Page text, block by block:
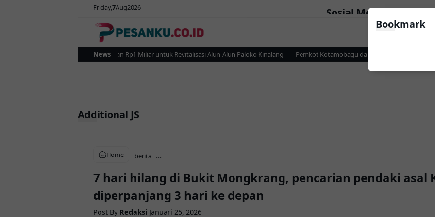
Friday7Aug2026 Sosial Media
News
Pemkot Kotamobagu Gelontorkan Rp1 Miliar untuk Revitalisasi Alun-Alun Paloko Kinalang Pemkot Kotamobagu dan KPP Pratama Perkuat
Home berita ...
7 hari hilang di Bukit Mongkrang, pencarian pendaki asal
diperpanjang 3 hari ke depan
Post By Redaksi Januari 25, 2026
Bookmark
Additional JS